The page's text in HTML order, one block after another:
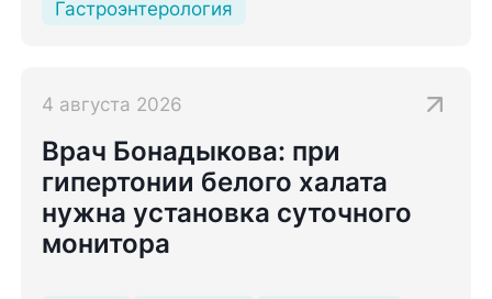
Гастроэнтерология
4 августа 2026
Врач Бонадыкова: при
гипертонии белого халата
нужна установка суточного
монитора